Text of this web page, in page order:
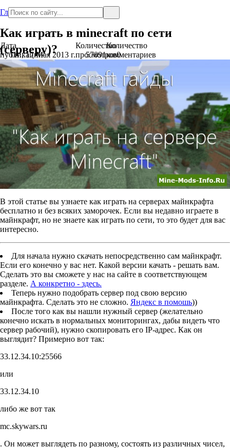
Главная
Как играть в minecraft по сети
(серверу)?
Дата
публикации
Пт., 17 Мая 2013 г.
Количество
просмотров
57091
Количество
комментариев
0
В этой статье вы узнаете как играть на серверах майнкрафта
бесплатно и без всяких заморочек. Если вы недавно играете в
майнкрафт, но не знаете как играть по сети, то это будет для вас
интересно.
Для начала нужно скачать непосредственно сам майнкрафт.
Если его конечно у вас нет. Какой версии качать - решать вам.
Сделать это вы сможете у нас на сайте в соответствующем
разделе. А конкретно - здесь.
Теперь нужно подобрать сервер под свою версию
майнкрафта. Сделать это не сложно. Яндекс в помошь))
После того как вы нашли нужный сервер (желательно
конечно искать в нормальных мониторингах, дабы видеть что
сервер рабочий), нужно скопировать его IP-адрес. Как он
выглядит? Примерно вот так:
33.12.34.10:25566
или
33.12.34.10
либо же вот так
mc.skywars.ru
. Он может выглядеть по разному, состоять из различных чисел,